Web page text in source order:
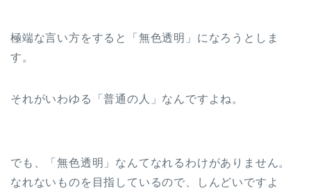
極端な言い方をすると「無色透明」になろうとしま
す。
それがいわゆる「普通の人」なんですよね。
でも、「無色透明」なんてなれるわけがありません。
なれないものを目指しているので、しんどいですよ